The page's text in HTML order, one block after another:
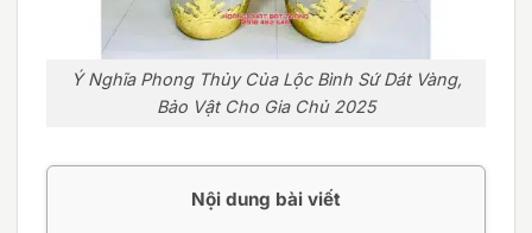
Ý Nghĩa Phong Thủy Của Lộc Bình Sứ Dát Vàng,
Bảo Vật Cho Gia Chủ 2025
Nội dung bài viết